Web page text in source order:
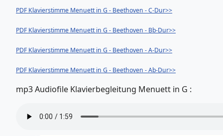
PDF Klavierstimme Menuett in G - Beethoven - C-Dur>>
PDF Klavierstimme Menuett in G - Beethoven - Bb-Dur>>
PDF Klavierstimme Menuett in G - Beethoven - A-Dur>>
PDF Klavierstimme Menuett in G - Beethoven - Ab-Dur>>
mp3 Audiofile Klavierbegleitung Menuett in G :